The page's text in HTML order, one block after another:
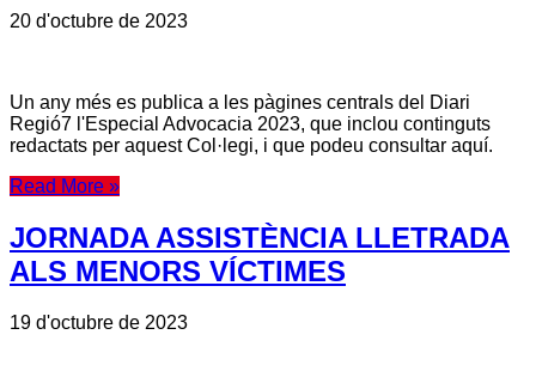
20 d'octubre de 2023
Un any més es publica a les pàgines centrals del Diari
Regió7 l'Especial Advocacia 2023, que inclou continguts
redactats per aquest Col·legi, i que podeu consultar aquí.
Read More »
JORNADA ASSISTÈNCIA LLETRADA
ALS MENORS VÍCTIMES
19 d'octubre de 2023